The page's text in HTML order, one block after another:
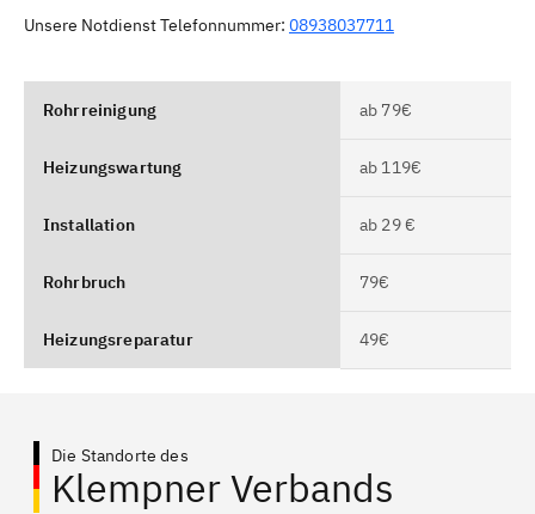
Unsere Notdienst Telefonnummer: 08938037711
Rohrreinigung ab 79€
Heizungswartung ab 119€
Installation ab 29 €
Rohrbruch 79€
Heizungsreparatur 49€
Die Standorte des
Klempner Verbands